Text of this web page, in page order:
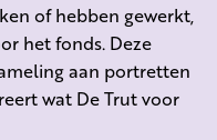
of hebben gewerkt,
het fonds. Deze
aan portretten
wat De Trut voor